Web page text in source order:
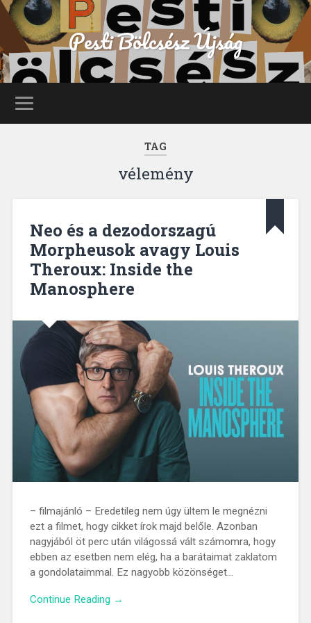
Pesti Bölcsész Újság
TAG
vélemény
Neo és a dezodorszagú
Morpheusok avagy Louis
Theroux: Inside the
Manosphere
– filmajánló – Eredetileg nem úgy ültem le megnézni
ezt a filmet, hogy cikket írok majd belőle. Azonban
nagyjából öt perc után világossá vált számomra, hogy
ebben az esetben nem elég, ha a barátaimat zaklatom
a gondolataimmal. Ez nagyobb közönséget…
Continue Reading →